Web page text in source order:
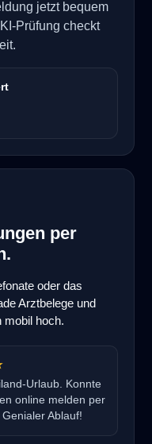
jetzt bequem
Prüfung checkt
per
oder das
Arztbelege und
mobil hoch.
Urlaub. Konnte
online melden per
Ablauf!